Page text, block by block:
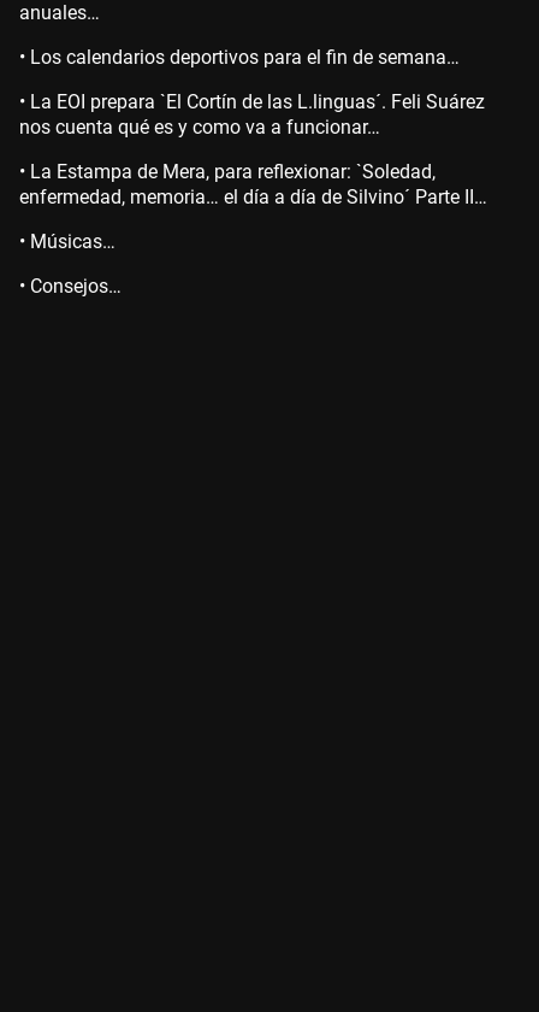
anuales…
• Los calendarios deportivos para el fin de semana…
• La EOI prepara `El Cortín de las L.linguas´. Feli Suárez
nos cuenta qué es y como va a funcionar…
• La Estampa de Mera, para reflexionar: `Soledad,
enfermedad, memoria… el día a día de Silvino´ Parte II…
• Músicas…
• Consejos…